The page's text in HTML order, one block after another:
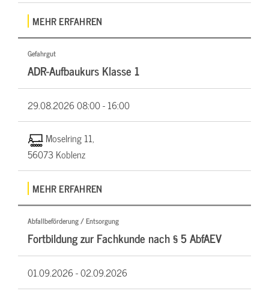
MEHR ERFAHREN
Gefahrgut
ADR-Aufbaukurs Klasse 1
29.08.202608:00 - 16:00
Moselring 11,
56073 Koblenz
MEHR ERFAHREN
Abfallbeförderung / Entsorgung
Fortbildung zur Fachkunde nach § 5 AbfAEV
01.09.2026 -02.09.2026